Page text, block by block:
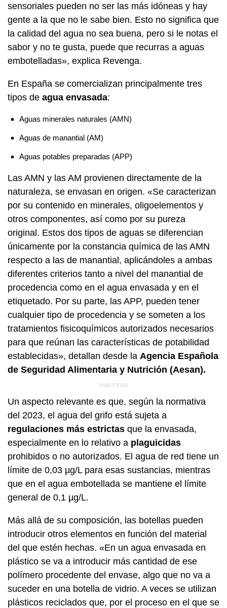
sensoriales pueden no ser las más idóneas y hay
gente a la que no le sabe bien. Esto no significa que
la calidad del agua no sea buena, pero si le notas el
sabor y no te gusta, puede que recurras a aguas
embotelladas», explica Revenga.
En España se comercializan principalmente tres
tipos de agua envasada:
Aguas minerales naturales (AMN)
Aguas de manantial (AM)
Aguas potables preparadas (APP)
Las AMN y las AM provienen directamente de la
naturaleza, se envasan en origen. «Se caracterizan
por su contenido en minerales, oligoelementos y
otros componentes, así como por su pureza
original. Estos dos tipos de aguas se diferencian
únicamente por la constancia química de las AMN
respecto a las de manantial, aplicándoles a ambas
diferentes criterios tanto a nivel del manantial de
procedencia como en el agua envasada y en el
etiquetado. Por su parte, las APP, pueden tener
cualquier tipo de procedencia y se someten a los
tratamientos fisicoquímicos autorizados necesarios
para que reúnan las características de potabilidad
establecidas», detallan desde la Agencia Española
de Seguridad Alimentaria y Nutrición (Aesan).
Un aspecto relevante es que, según la normativa
del 2023, el agua del grifo está sujeta a
regulaciones más estrictas que la envasada,
especialmente en lo relativo a plaguicidas
prohibidos o no autorizados. El agua de red tiene un
límite de 0,03 µg/L para esas sustancias, mientras
que en el agua embotellada se mantiene el límite
general de 0,1 µg/L.
Más allá de su composición, las botellas pueden
introducir otros elementos en función del material
del que estén hechas. «En un agua envasada en
plástico se va a introducir más cantidad de ese
polímero procedente del envase, algo que no va a
suceder en una botella de vidrio. A veces se utilizan
plásticos reciclados que, por el proceso en el que se